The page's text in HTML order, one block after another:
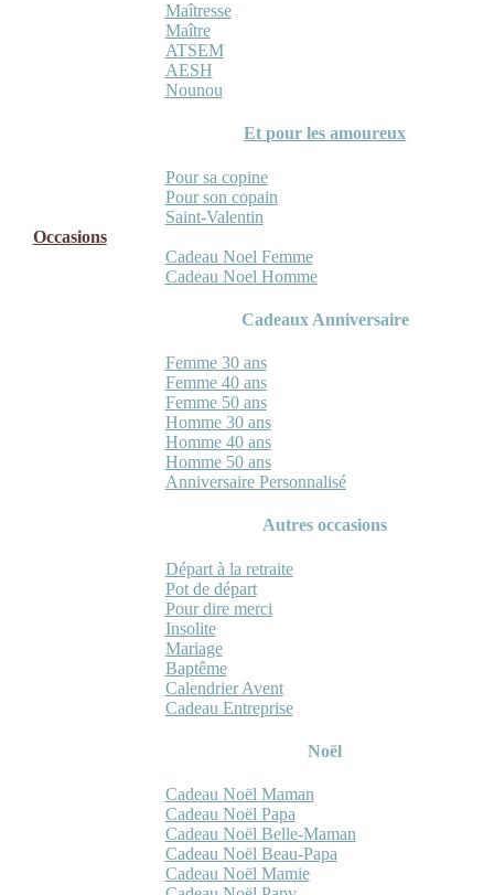
Maîtresse
Maître
ATSEM
AESH
Nounou
Et pour les amoureux
Pour sa copine
Pour son copain
Saint-Valentin
Occasions
Cadeau Noel Femme
Cadeau Noel Homme
Cadeaux Anniversaire
Femme 30 ans
Femme 40 ans
Femme 50 ans
Homme 30 ans
Homme 40 ans
Homme 50 ans
Anniversaire Personnalisé
Autres occasions
Départ à la retraite
Pot de départ
Pour dire merci
Insolite
Mariage
Baptême
Calendrier Avent
Cadeau Entreprise
Noël
Cadeau Noël Maman
Cadeau Noël Papa
Cadeau Noël Belle-Maman
Cadeau Noël Beau-Papa
Cadeau Noël Mamie